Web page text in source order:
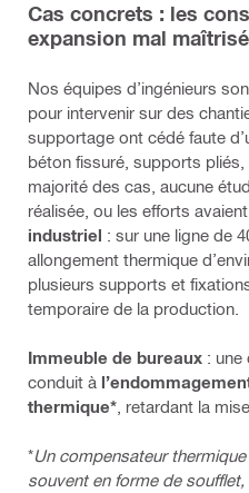
Cas concrets : les
expansion mal
Nos équipes d’ingénieurs
pour intervenir sur des
supportage ont cédé faute
béton fissuré, supports
majorité des cas, aucune
réalisée, ou les efforts
industriel : sur une ligne de
allongement thermique
plusieurs supports et
temporaire de la production.
Immeuble de bureaux : une
conduit à
thermique* , retardant la
*Un compensateur
souvent en forme de